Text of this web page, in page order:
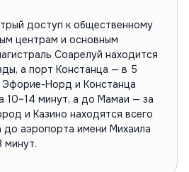
доступ к общественному
центрам и основным
Соарелуй находится
а порт Констанца — в 5
Норд и Констанца
10–14 минут, а до Мамаи — за
и Казино находятся всего
до аэропорта имени Михаила
минут.